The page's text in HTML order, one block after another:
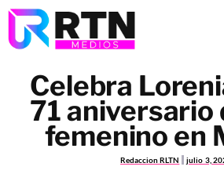
Celebra
71 aniversario
femenino en
Redaccion RLTN julio 3,